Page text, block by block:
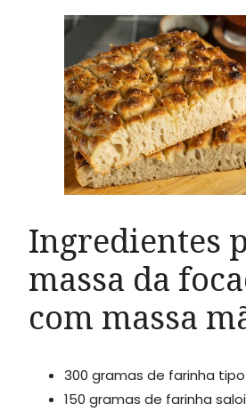
Ingredientes
massa da
com massa
300 gramas de farinha
150 gramas de farinha